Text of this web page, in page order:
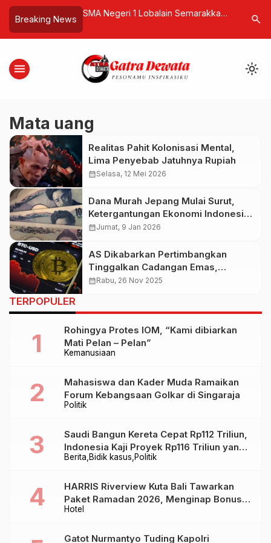
Breaking News
Dikukuhkan, Siap
Magnet MICE
SMA Negeri 1 Lobalain Semarakkan
42 dengan Semangat Kebersamaan Samudra
search
menu light_mode
Mata uang
Realitas Pahit Kolonisasi Mental,
Lima Penyebab Jatuhnya Rupiah
calendar_monthSelasa, 12 Mei 2026
Dana Murah Jepang Mulai Surut,
Ketergantungan Ekonomi Indonesia
Dipertanyakan
calendar_monthJumat, 9 Jan 2026
AS Dikabarkan Pertimbangkan
Tinggalkan Cadangan Emas,
Ancaman Dominasi BRICS Jadi
calendar_monthRabu, 26 Nov 2025
TERPOPULER
Kemanusiaan
Rohingya Protes IOM, “Kami dibiarkan
Mati Pelan – Pelan”
Politik
Mahasiswa dan Kader Muda Ramaikan
Forum Kebangsaan Golkar di Singaraja
Berita Bidik kasus Politik
Saudi Bangun Kereta Cepat Rp112 Triliun,
Indonesia Kaji Proyek Rp116 Triliun yang
Baru Sampai Bandung
Hotel
HARRIS Riverview Kuta Bali Tawarkan
Paket Ramadan 2026, Menginap Bonus
Takjil hingga Bukber Mulai Rp88.888
Gatot Nurmantyo Tuding Kapolri